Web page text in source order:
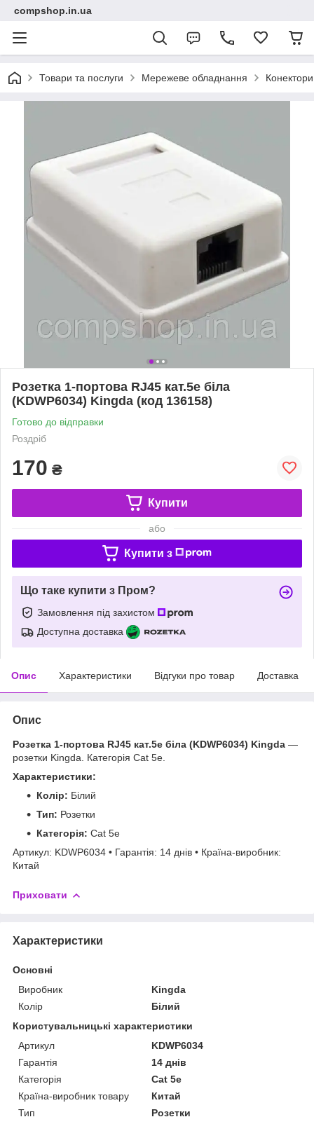
compshop.in.ua
Товари та послуги Мережеве обладнання
Розетка 1-портова RJ45 кат.5e біла
(KDWP6034) Kingda (код 136158)
Готово до відправки
Роздріб
170 ₴
Купити
або
Купити з
Що таке купити з Пром?
Замовлення під захистом
Доступна доставка
Опис Характеристики Відгуки про товар Доставка
Опис
Розетка 1-портова RJ45 кат.5e біла (KDWP6034) Kingda —
розетки Kingda. Категорія Cat 5e.
Характеристики:
Колір: Білий
Тип: Розетки
Категорія: Cat 5e
Артикул: KDWP6034 • Гарантія: 14 днів • Країна-виробник:
Китай
Приховати
Характеристики
Основні
Виробник
Kingda
Колір
Білий
Користувальницькі характеристики
Артикул
KDWP6034
Гарантія
14 днів
Категорія
Cat 5e
Країна-виробник товару
Китай
Тип
Розетки